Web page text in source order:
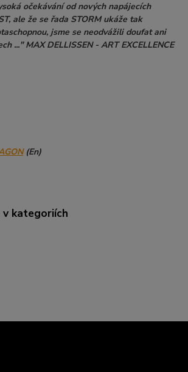
očekávání od nových napájecích
ale že se řada STORM ukáže tak
jsme se neodvážili doufat ani
..." MAX DELLISSEN - ART EXCELLENCE
(En)
v kategoriích